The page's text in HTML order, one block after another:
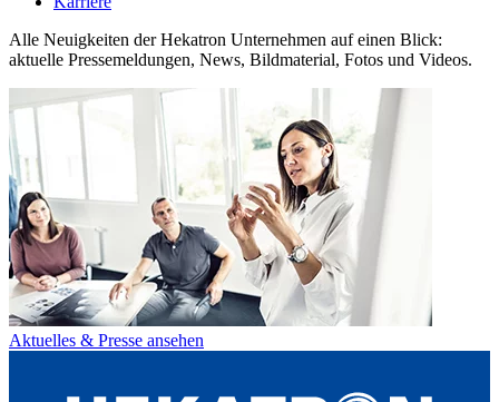
Alle Neuigkeiten der Hekatron Unternehmen auf einen Blick:
aktuelle Pressemeldungen, News, Bildmaterial, Fotos und Videos.
Aktuelles & Presse ansehen